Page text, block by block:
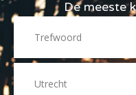
De meeste